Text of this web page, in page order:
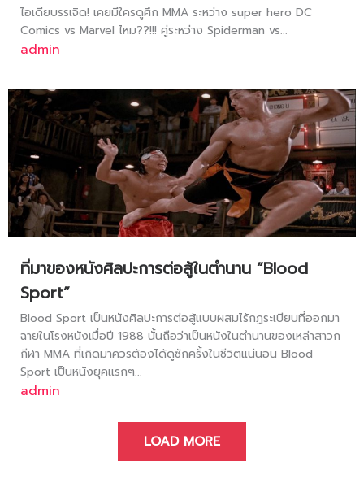
ไอเดียบรรเจิด! เคยมีใครดูศึก MMA ระหว่าง super hero DC
Comics vs Marvel ไหม??!!! คู่ระหว่าง Spiderman vs...
admin
ที่มาของหนังศิลปะการต่อสู้ในตำนาน “Blood
Sport”
Blood Sport เป็นหนังศิลปะการต่อสู้แบบผสมไร้กฏระเบียบที่ออกมา
ฉายในโรงหนังเมื่อปี 1988 นั้นถือว่าเป็นหนังในตำนานของเหล่าสาวก
กีฬา MMA ที่เกิดมาควรต้องได้ดูซักครั้งในชีวิตแน่นอน Blood
Sport เป็นหนังยุคแรกๆ...
admin
LOAD MORE